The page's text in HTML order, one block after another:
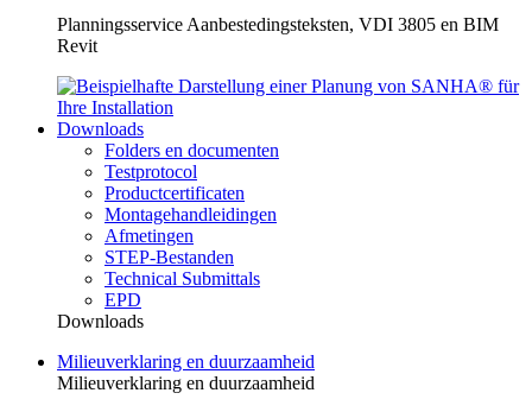
Planningsservice Aanbestedingsteksten, VDI 3805 en BIM
Revit
Downloads
Folders en documenten
Testprotocol
Productcertificaten
Montagehandleidingen
Afmetingen
STEP-Bestanden
Technical Submittals
EPD
Downloads
Milieuverklaring en duurzaamheid
Milieuverklaring en duurzaamheid